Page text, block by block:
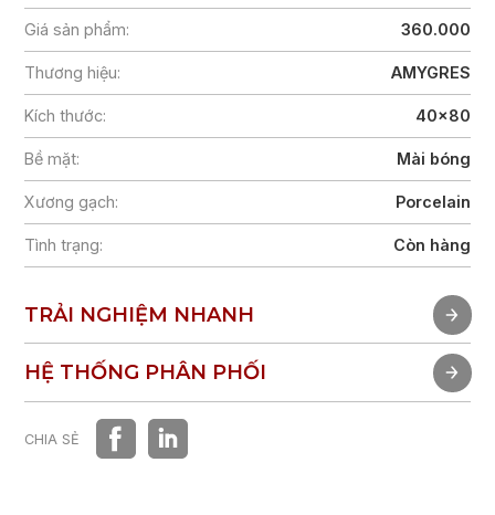
Giá sản phẩm: 360.000
Thương hiệu: AMYGRES
Kích thước: 40x80
Bề mặt: Mài bóng
Xương gạch: Porcelain
Tình trạng: Còn hàng
TRẢI NGHIỆM NHANH
TRẢI NGHIỆM NHANH
HỆ THỐNG PHÂN PHỐI
HỆ THỐNG PHÂN PHỐI
CHIA SẺ